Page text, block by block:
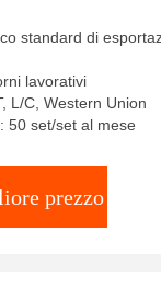
standard di
lavorativi
L/C, Western Union
50 set/set al mese
prezzo